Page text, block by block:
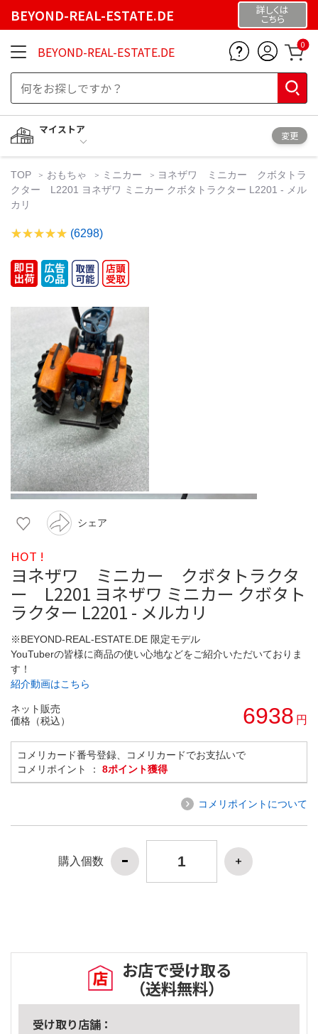
BEYOND-REAL-ESTATE.DE 詳しくは
こちら
BEYOND-REAL-ESTATE.DE 0
マイストア
変更
TOP おもちゃ ミニカー
ヨネザワ ミニカー クボタトラ
クター L2201 ヨネザワ ミニカー クボタトラクター L2201 - メル
カリ
(6298)
シェア
HOT !
ヨネザワ ミニカー クボタトラクタ
ー L2201 ヨネザワ ミニカー クボタト
ラクター L2201 - メルカリ
※BEYOND-REAL-ESTATE.DE 限定モデル
YouTuberの皆様に商品の使い心地などをご紹介いただいておりま
す！
紹介動画はこちら
ネット販売
価格（税込）
6938 円
コメリカード番号登録、コメリカードでお支払いで
コメリポイント ： 8ポイント獲得
コメリポイントについて
購入個数
お店で受け取る
（送料無料）
受け取り店舗：